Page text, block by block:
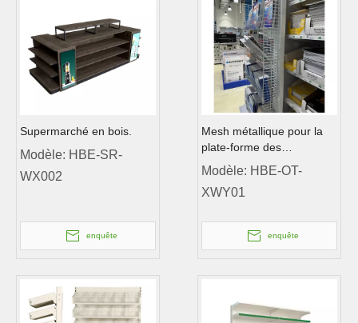
Supermarché en bois.
Modèle: HBE-SR-
WX002
enquête
Mesh métallique pour la
plate-forme des
supermarchés
Modèle: HBE-OT-
XWY01
enquête